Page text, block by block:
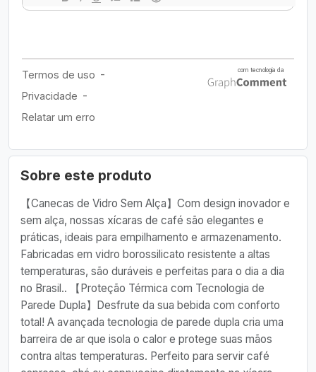
Sobre este produto
【Canecas de Vidro Sem Alça】Com design inovador e
sem alça, nossas xícaras de café são elegantes e
práticas, ideais para empilhamento e armazenamento.
Fabricadas em vidro borossilicato resistente a altas
temperaturas, são duráveis e perfeitas para o dia a dia
no Brasil.. 【Proteção Térmica com Tecnologia de
Parede Dupla】Desfrute da sua bebida com conforto
total! A avançada tecnologia de parede dupla cria uma
barreira de ar que isola o calor e protege suas mãos
contra altas temperaturas. Perfeito para servir café